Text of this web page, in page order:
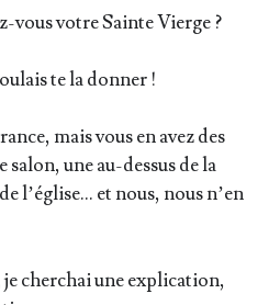
votre Sainte Vierge ?
te la donner !
mais vous en avez des
salon, une au-des­sus de la
l’é­glise… et nous, nous n’en
cher­chai une expli­ca­tion,